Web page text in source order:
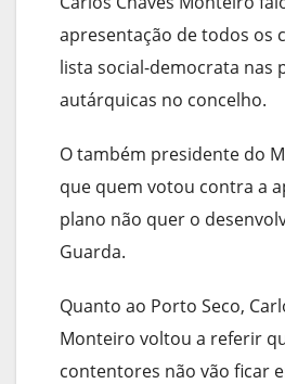
apresentação de todos os
lista social-democrata nas
autárquicas no concelho.
O também presidente do
que quem votou contra a
plano não quer o
Guarda.
Quanto ao Porto Seco,
Monteiro voltou a referir
contentores não vão ficar